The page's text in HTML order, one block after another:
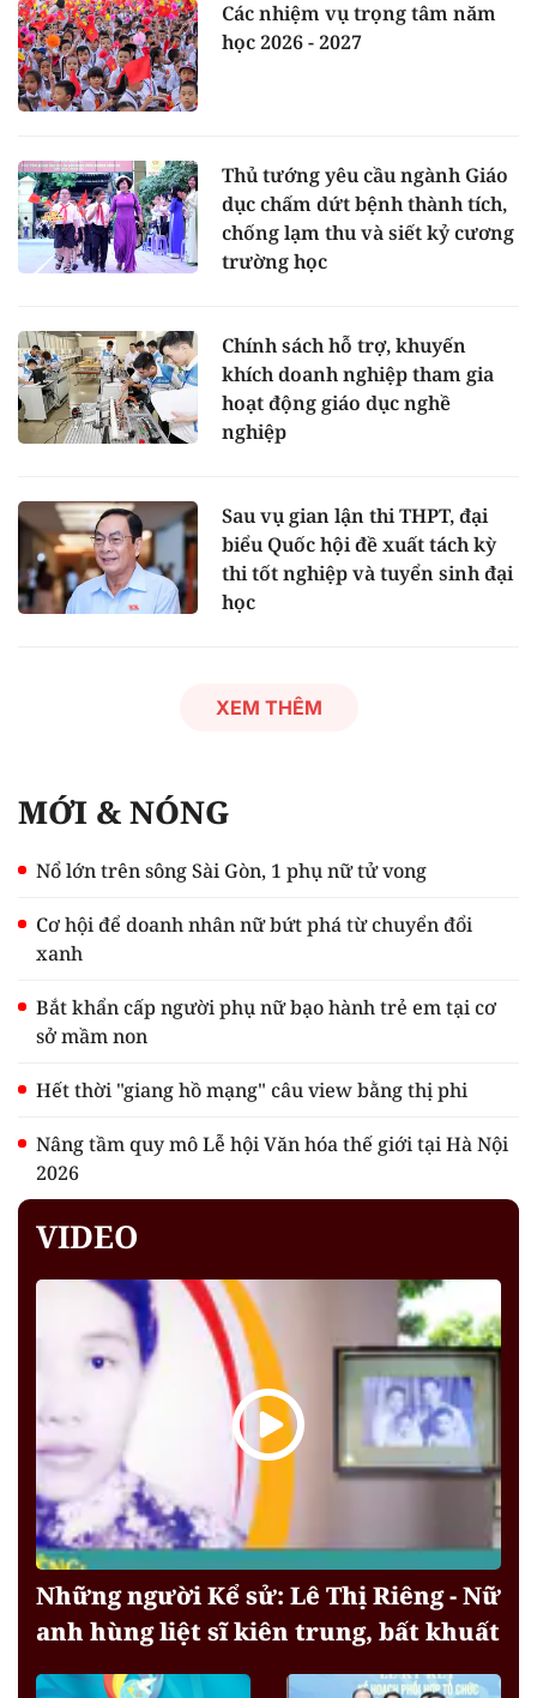
Các nhiệm vụ trọng tâm năm
học 2026 - 2027
Thủ tướng yêu cầu ngành Giáo
dục chấm dứt bệnh thành tích,
chống lạm thu và siết kỷ cương
trường học
Chính sách hỗ trợ, khuyến
khích doanh nghiệp tham gia
hoạt động giáo dục nghề
nghiệp
Sau vụ gian lận thi THPT, đại
biểu Quốc hội đề xuất tách kỳ
thi tốt nghiệp và tuyển sinh đại
học
XEM THÊM
MỚI & NÓNG
Nổ lớn trên sông Sài Gòn, 1 phụ nữ tử vong
Cơ hội để doanh nhân nữ bứt phá từ chuyển đổi
xanh
Bắt khẩn cấp người phụ nữ bạo hành trẻ em tại cơ
sở mầm non
Hết thời "giang hồ mạng" câu view bằng thị phi
Nâng tầm quy mô Lễ hội Văn hóa thế giới tại Hà Nội
2026
VIDEO
Những người Kể sử: Lê Thị Riêng - Nữ
anh hùng liệt sĩ kiên trung, bất khuất